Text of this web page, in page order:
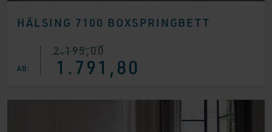
HÄLSING 7100 BOXSPRINGBETT
AB:
2.195,00
Ursprünglicher
Preis
war:1.791,80
Aktueller
Preis
ist: